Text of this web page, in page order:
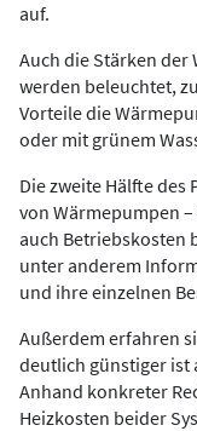
auf.
Auch die Stärken
werden beleuchtet,
Vorteile die
oder mit grünem
Die zweite Hälfte
von Wärmepumpen
auch Betriebskosten
unter anderem
und ihre einzelnen
Außerdem erfahren
deutlich günstiger ist
Anhand konkreter
Heizkosten beider